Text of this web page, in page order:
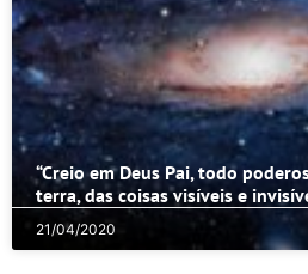
“Creio em Deus Pai, todo
terra, das coisas visíveis e
21/04/2020